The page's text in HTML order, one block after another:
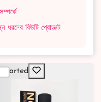
ধরনের বিউটি প্রোডাক্ট
Imported